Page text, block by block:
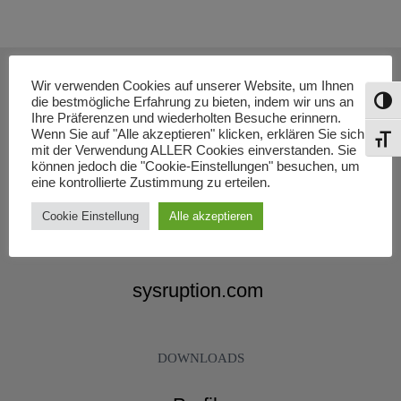
vuca-welt.de
vuca-world.org
sysruption.com
DOWNLOADS
Wir verwenden Cookies auf unserer Website, um Ihnen
die bestmögliche Erfahrung zu bieten, indem wir uns an
Ihre Präferenzen und wiederholten Besuche erinnern.
Wenn Sie auf "Alle akzeptieren" klicken, erklären Sie sich
mit der Verwendung ALLER Cookies einverstanden. Sie
können jedoch die "Cookie-Einstellungen" besuchen, um
eine kontrollierte Zustimmung zu erteilen.
Cookie Einstellung Alle akzeptieren